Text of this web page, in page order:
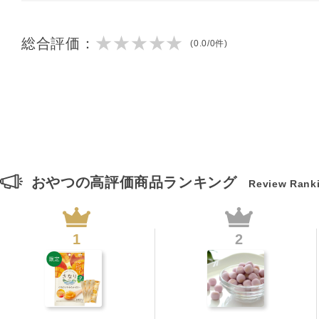
総合評価： ★★★★★ (0.0/0件)
おやつの高評価商品ランキング Review